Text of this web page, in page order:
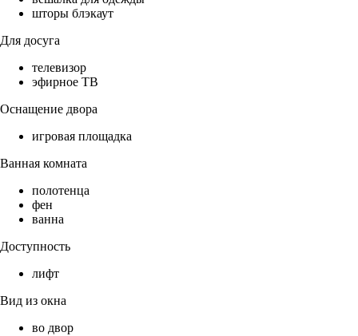
шторы блэкаут
Для досуга
телевизор
эфирное ТВ
Оснащение двора
игровая площадка
Ванная комната
полотенца
фен
ванна
Доступность
лифт
Вид из окна
во двор